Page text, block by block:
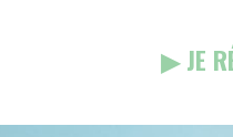
▶︎ JE